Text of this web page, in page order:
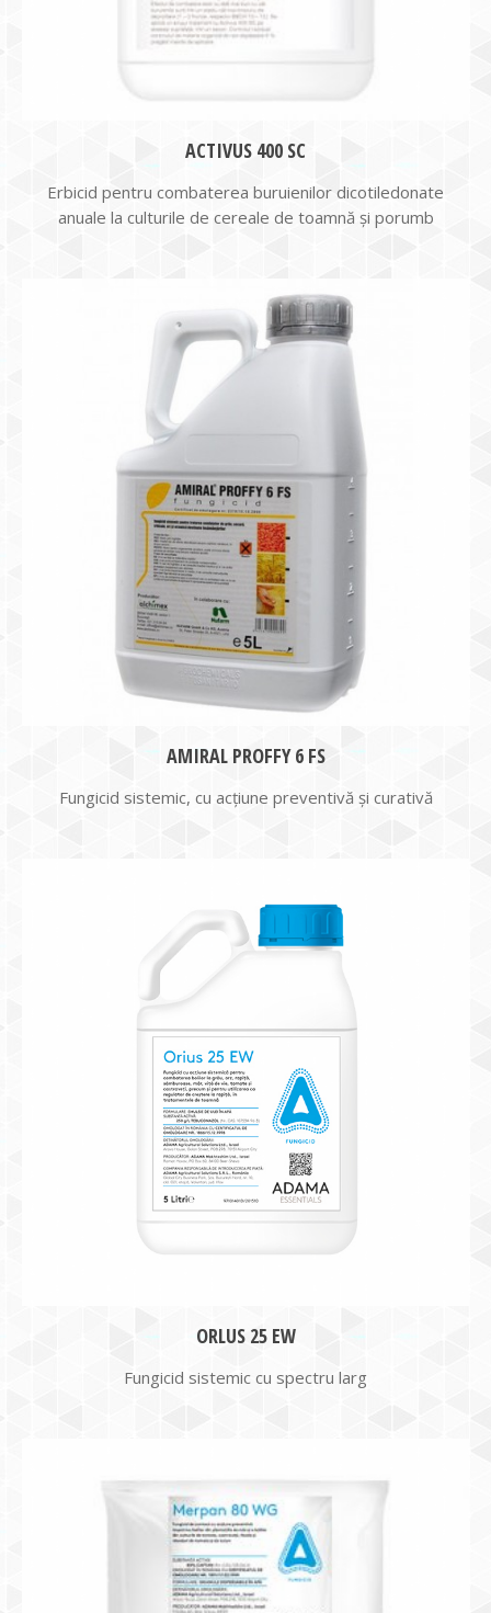
ACTIVUS 400 SC
Erbicid pentru combaterea buruienilor dicotiledonate
anuale la culturile de cereale de toamnă și porumb
AMIRAL PROFFY 6 FS
Fungicid sistemic, cu acţiune preventivă şi curativă
ORLUS 25 EW
Fungicid sistemic cu spectru larg